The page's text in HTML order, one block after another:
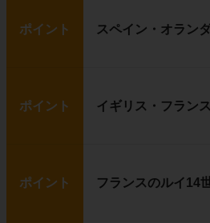
ポイント スペイン・オラン
ポイント イギリス・フランス
ポイント フランスのルイ14